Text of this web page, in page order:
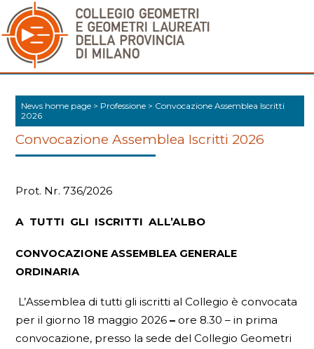
News home page > Professione > Convocazione Assemblea Iscritti
2026
Convocazione Assemblea Iscritti 2026
Prot. Nr. 736/2026
A TUTTI GLI ISCRITTI ALL’ALBO
CONVOCAZIONE ASSEMBLEA GENERALE
ORDINARIA
L’Assemblea di tutti gli iscritti al Collegio è convocata
per il giorno 18 maggio 2026– ore 8.30 – in prima
convocazione, presso la sede del Collegio Geometri